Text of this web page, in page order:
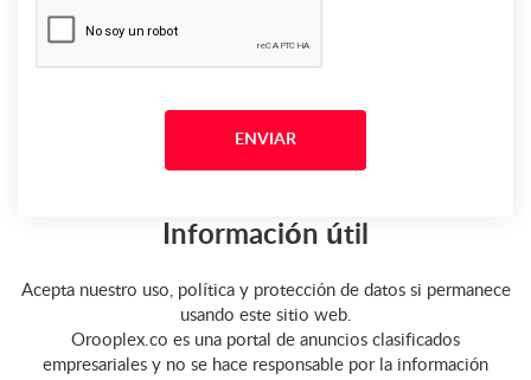
Información útil
Acepta nuestro uso, política y protección de datos si permanece
usando este sitio web.
Orooplex.co es una portal de anuncios clasificados
empresariales y no se hace responsable por la información